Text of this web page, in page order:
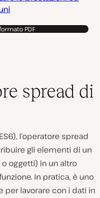
PDF
spread di
l’operatore spread
gli elementi di un
oggetti) in un altro
In pratica, è uno
lavorare con i dati in